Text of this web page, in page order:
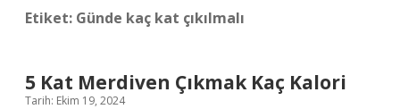
Etiket: Günde kaç kat çıkılmalı
5 Kat Merdiven Çıkmak Kaç Kalori
Tarih: Ekim 19, 2024